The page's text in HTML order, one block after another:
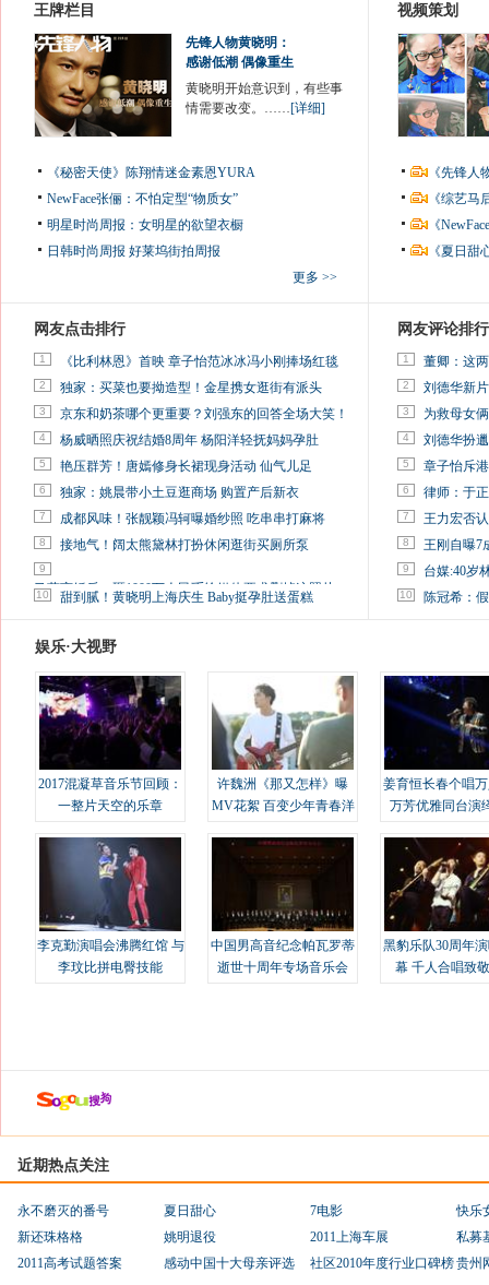
王牌栏目
先锋人物黄晓明：
感谢低潮 偶像重生
黄晓明开始意识到，有些事
情需要改变。……[详细]
《秘密天使》陈翔情迷金素恩YURA
NewFace张俪：不怕定型“物质女”
明星时尚周报：女明星的欲望衣橱
日韩时尚周报 好莱坞街拍周报
更多 >>
视频策划
《先锋
《综艺
《
《夏日
网友点击排行
1 《比利林恩》首映 章子怡范冰冰冯小刚捧场红毯
2 独家：买菜也要拗造型！金星携女逛街有派头
3 京东和奶茶哪个更重要？刘强东的回答全场大笑！
4 杨威晒照庆祝结婚8周年 杨阳洋轻抚妈妈孕肚
5 艳压群芳！唐嫣修身长裙现身活动 仙气儿足
6 独家：姚晨带小土豆逛商场 购置产后新衣
7 成都风味！张靓颖冯轲曝婚纱照 吃串串打麻将
8 接地气！阔太熊黛林打扮休闲逛街买厕所泵
9
马蓉离婚后，砸1000万人民币给媒体要求删掉这照片
10 甜到腻！黄晓明上海庆生 Baby挺孕肚送蛋糕
网友评论排行
1 董卿：这
2 刘德华新
3 为救母女
4 刘德华扮
5 章子怡斥
6 律师：于
7 王力宏否
8 王刚自曝7
9 台媒:40岁
10 陈冠希：
娱乐·大视野
2017混凝草音乐节回顾：
一整片天空的乐章
许魏洲《那又怎样》曝
MV花絮 百变少年青春洋
姜育恒长春个唱
万芳优雅同台演
李克勤演唱会沸腾红馆 与
李玟比拼电臀技能
中国男高音纪念帕瓦罗蒂
逝世十周年专场音乐会
黑豹乐队30周年
幕 千人合唱致
近期热点关注
永不磨灭的番号 夏日甜心 7电影
快乐
新还珠格格
姚明退役 2011上海车展
私募
2011高考试题答案
感动中国十大母亲评选 社区2010年度行业口碑榜贵州